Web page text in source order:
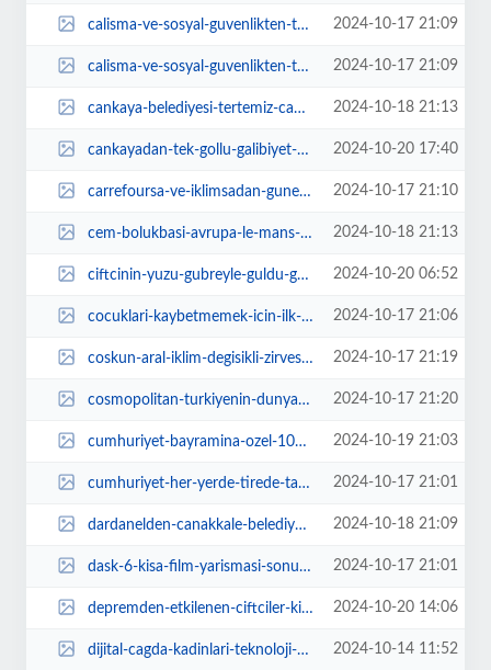
calisma-ve-sosyal-guvenlikten-tudkiyebe-ziyaret-U1fNHMKN.webp 2024-10-17 21:09
calisma-ve-sosyal-guvenlikten-tudkiyebe-ziyaret-VjKhwzer.webp 2024-10-17 21:09
cankaya-belediyesi-tertemiz-cankaya-icin-calisiyor-TxzOMy59.jpg 2024-10-18 21:13
cankayadan-tek-gollu-galibiyet-GeAj8P1p.jpg 2024-10-20 17:40
carrefoursa-ve-iklimsadan-gunes-enerjisi-santrali-icin-is-birligi-4H9GYrIt.jpg 2024-10-17 21:10
cem-bolukbasi-avrupa-le-mans-serisi-icin-portekizde-piste-cikacak-CZlembiE.jpg 2024-10-18 21:13
ciftcinin-yuzu-gubreyle-guldu-g1CYQ8gY.webp 2024-10-20 06:52
cocuklari-kaybetmemek-icin-ilk-sart-guclu-iletisim-DybiSGIY.jpg 2024-10-17 21:06
coskun-aral-iklim-degisikli-zirvesinde-mermer-ocaklari-tehlikesine-dikkat-cek... 2024-10-17 21:19
cosmopolitan-turkiyenin-dunyani-buyut-kapakta-kendi-hikayeni-yaz-yarismasi-de... 2024-10-17 21:20
cumhuriyet-bayramina-ozel-100-yil-cumhuriyet-korosu-konseri-aDpZ6fP3.jpg 2024-10-19 21:03
cumhuriyet-her-yerde-tirede-tarihi-aksam-cTxpIcZ1.jpg 2024-10-17 21:01
dardanelden-canakkale-belediyespora-guclu-destek-tFHKXHnc.jpg 2024-10-18 21:09
dask-6-kisa-film-yarismasi-sonuclandi-keske-demeden-temasini-en-iyi-anlatan-f... 2024-10-17 21:01
depremden-etkilenen-ciftciler-kizilaydan-708-milyon-destek-ctWQQdZQ.webp 2024-10-20 14:06
dijital-cagda-kadinlari-teknoloji-ve-inovasyon-alanlarinda-guclendirecegiz-Ce... 2024-10-14 11:52